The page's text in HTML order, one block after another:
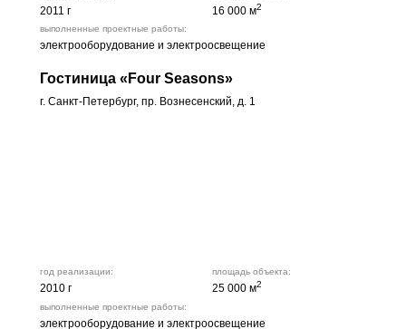
Гостиница «Four Seasons»
г. Санкт-Петербург, пр. Вознесенский, д. 1
2010 г 25 000 м2
год реализации: площадь объекта:
2011 г 16 000 м2
электрооборудование и электроосвещение
выполненные проектные работы:
электрооборудование и электроосвещение
выполненные проектные работы: